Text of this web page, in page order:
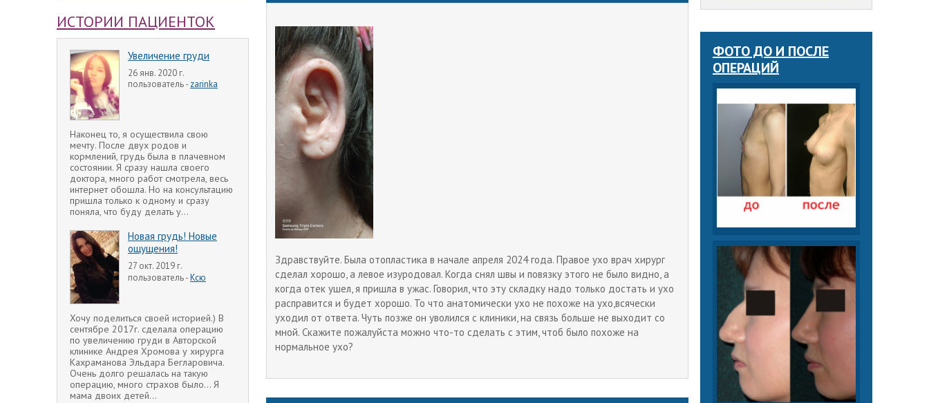
ИСТОРИИ ПАЦИЕНТОК
Увеличение груди
26 янв. 2020 г.
пользователь - zarinka
Наконец то, я осуществила свою
мечту. После двух родов и
кормлений, грудь была в плачевном
состоянии. Я сразу нашла своего
доктора, много работ смотрела, весь
интернет обошла. Но на консультацию
пришла только к одному и сразу
поняла, что буду делать у...
Новая грудь! Новые
ощущения!
27 окт. 2019 г.
пользователь -Ксю
Хочу поделиться своей историей.) В
сентябре 2017г. сделала операцию
по увеличению груди в Авторской
клинике Андрея Хромова у хирурга
Кахраманова Эльдара Бегларовича.
Очень долго решалась на такую
операцию, много страхов было... Я
мама двоих детей...
Здравствуйте. Была отопластика в начале апреля 2024 года. Правое ухо врач хирург
сделал хорошо, а левое изуродовал. Когда снял швы и повязку этого не было видно, а
когда отек ушел, я пришла в ужас. Говорил, что эту складку надо только достать и ухо
расправится и будет хорошо. То что анатомически ухо не похоже на ухо,всячески
уходил от ответа. Чуть позже он уволился с клиники, на связь больше не выходит со
мной. Скажите пожалуйста можно что-то сделать с этим, чтоб было похоже на
нормальное ухо?
ФОТО ДО И ПОСЛЕ
ОПЕРАЦИЙ